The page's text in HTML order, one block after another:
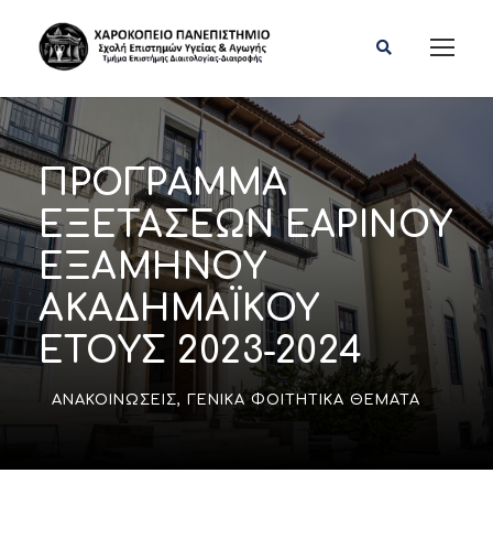
ΠΡΟΓΡΑΜΜΑ
ΕΞΕΤΑΣΕΩΝ ΕΑΡΙΝΟΥ
ΕΞΑΜΗΝΟΥ
ΑΚΑΔΗΜΑΪΚΟΥ
ΕΤΟΥΣ 2023-2024
ΑΝΑΚΟΙΝΏΣΕΙΣ, ΓΕΝΙΚΆ ΦΟΙΤΗΤΙΚΆ ΘΈΜΑΤΑ